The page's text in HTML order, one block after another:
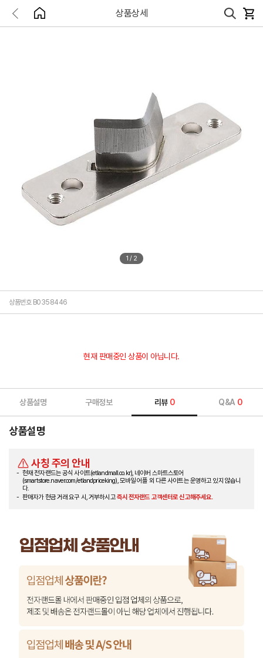
상품상세
1 / 2
상품번호 B0358446
현재 판매중인 상품이 아닙니다.
상품설명 구매정보 리뷰 0 Q&A 0
상품설명
사칭 주의 안내
현재 전자랜드는 공식 사이트(etlandmall.co.kr), 네이버 스마트스토어
(smartstore.naver.com/etlandpriceking), 모바일 어플 외 다른 사이트는 운영하고 있지 않습니
다.
판매자가 현금 거래 요구 시, 거부하시고즉시 전자랜드 고객센터로 신고해주세요.